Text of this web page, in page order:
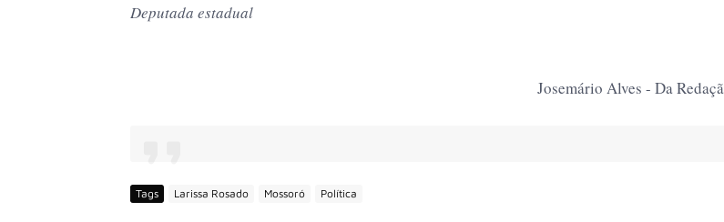
Deputada estadual
Josemário Alves - Da
Tags Larissa Rosado Mossoró Política